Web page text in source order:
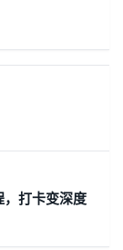
打卡变深度